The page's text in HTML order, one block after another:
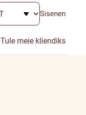
Sisenen
Tule meie kliendiks